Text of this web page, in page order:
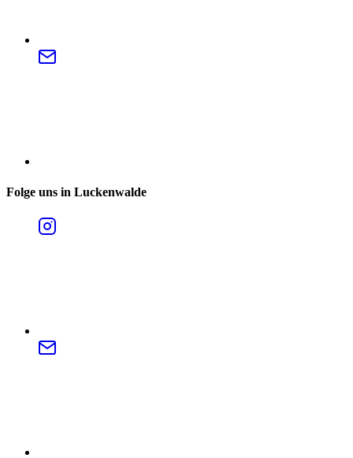
Folge uns in Luckenwalde